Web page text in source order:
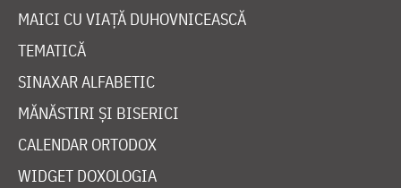
MAICI CU VIAȚĂ DUHOVNICEASCĂ
TEMATICĂ
SINAXAR ALFABETIC
MĂNĂSTIRI ȘI BISERICI
CALENDAR ORTODOX
WIDGET DOXOLOGIA